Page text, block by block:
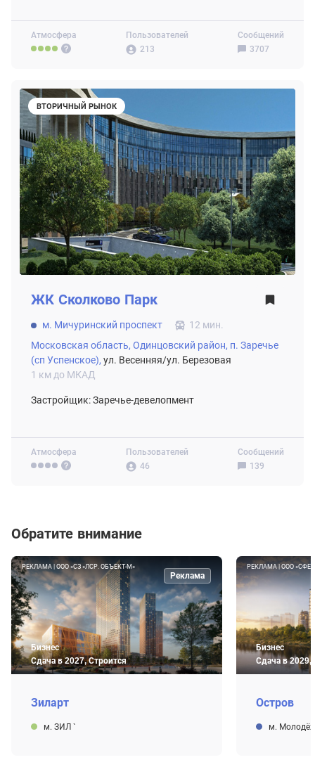
Атмосфера
Пользователей
213
Сообщений
3707
ВТОРИЧНЫЙ РЫНОК
Атмосфера
Пользователей
46
Сообщений
139
ЖК Сколково Парк
м. Мичуринский проспект
12 мин.
Московская область, Одинцовский район, п. Заречье
(сп Успенское), ул. Весенняя/ул. Березовая
1 км до МКАД
Застройщик: Заречье-девелопмент
Обратите внимание
РЕКЛАМА | ООО «СЗ «ЛСР. ОБЪЕКТ-М»
Бизнес
Сдача в 2027, Строится
Реклама
Зиларт
м. ЗИЛ `
РЕКЛАМА | ООО
Бизнес
Сдача в 2029,
Остров
м.